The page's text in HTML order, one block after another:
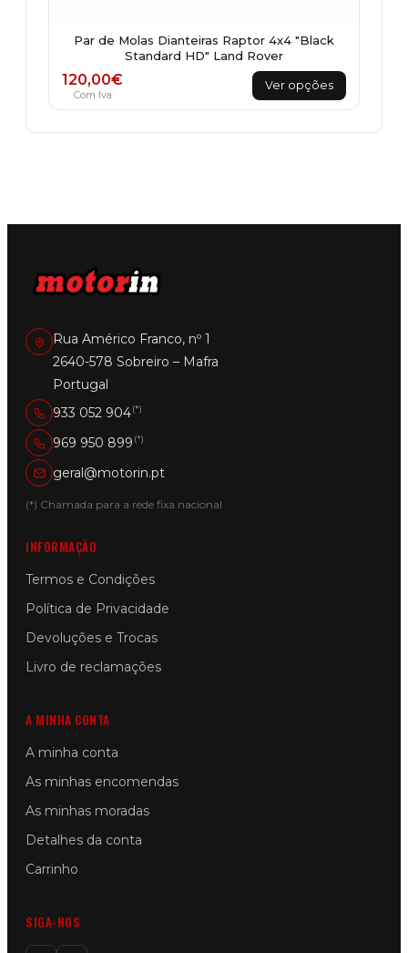
Par de Molas Dianteiras Raptor 4x4 "Black
Standard HD" Land Rover
120,00€
Com Iva
Ver opções
This
product
has
multiple
Rua Américo Franco, nº 1
2640-578 Sobreiro – Mafra
Portugal
933 052 904(*)
969 950 899 (*)
geral@motorin.pt
(*) Chamada para a rede fixa nacional
INFORMAÇÃO
Termos e Condições
Política de Privacidade
Devoluções e Trocas
Livro de reclamações
A MINHA CONTA
A minha conta
As minhas encomendas
As minhas moradas
Detalhes da conta
Carrinho
SIGA-NOS